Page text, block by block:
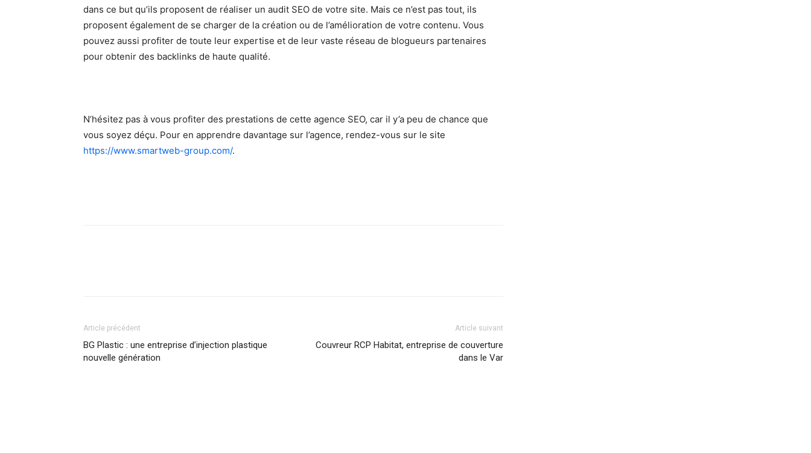
dans ce but qu’ils proposent de réaliser un audit SEO de votre site. Mais ce n’est pas tout, ils
proposent également de se charger de la création ou de l’amélioration de votre contenu. Vous
pouvez aussi profiter de toute leur expertise et de leur vaste réseau de blogueurs partenaires
pour obtenir des backlinks de haute qualité.
N’hésitez pas à vous profiter des prestations de cette agence SEO, car il y’a peu de chance que
vous soyez déçu. Pour en apprendre davantage sur l’agence, rendez-vous sur le site
https://www.smartweb-group.com/.
Article précédent
BG Plastic : une entreprise d’injection plastique
nouvelle génération
Article suivant
Couvreur RCP Habitat, entreprise de couverture
dans le Var